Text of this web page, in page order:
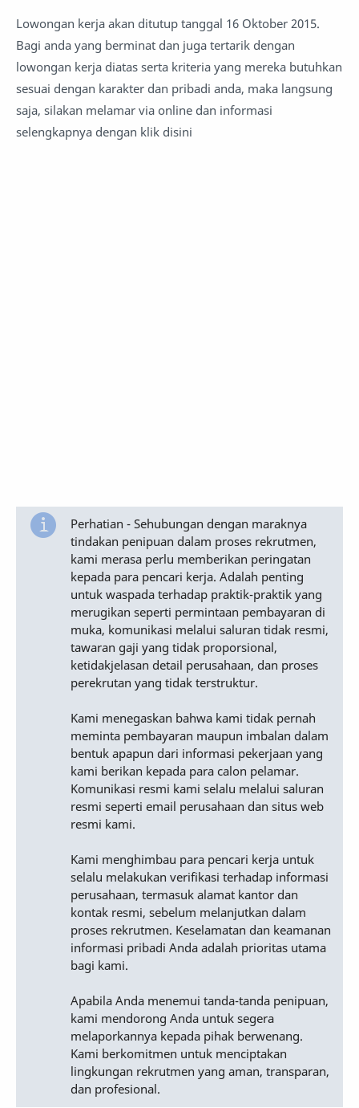
Lowongan kerja akan ditutup tanggal 16 Oktober 2015.
Bagi anda yang berminat dan juga tertarik dengan
lowongan kerja diatas serta kriteria yang mereka butuhkan
sesuai dengan karakter dan pribadi anda, maka langsung
saja, silakan melamar via online dan informasi
selengkapnya dengan klik disini
Perhatian - Sehubungan dengan maraknya
tindakan penipuan dalam proses rekrutmen,
kami merasa perlu memberikan peringatan
kepada para pencari kerja. Adalah penting
untuk waspada terhadap praktik-praktik yang
merugikan seperti permintaan pembayaran di
muka, komunikasi melalui saluran tidak resmi,
tawaran gaji yang tidak proporsional,
ketidakjelasan detail perusahaan, dan proses
perekrutan yang tidak terstruktur.
Kami menegaskan bahwa kami tidak pernah
meminta pembayaran maupun imbalan dalam
bentuk apapun dari informasi pekerjaan yang
kami berikan kepada para calon pelamar.
Komunikasi resmi kami selalu melalui saluran
resmi seperti email perusahaan dan situs web
resmi kami.
Kami menghimbau para pencari kerja untuk
selalu melakukan verifikasi terhadap informasi
perusahaan, termasuk alamat kantor dan
kontak resmi, sebelum melanjutkan dalam
proses rekrutmen. Keselamatan dan keamanan
informasi pribadi Anda adalah prioritas utama
bagi kami.
Apabila Anda menemui tanda-tanda penipuan,
kami mendorong Anda untuk segera
melaporkannya kepada pihak berwenang.
Kami berkomitmen untuk menciptakan
lingkungan rekrutmen yang aman, transparan,
dan profesional.